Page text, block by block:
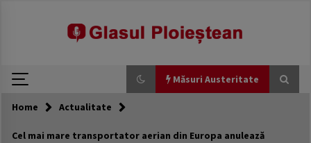
Măsuri Austeritate
Măsuri Austeritate
Home Actualitate
Cel mai mare transportator aerian din Europa anulează